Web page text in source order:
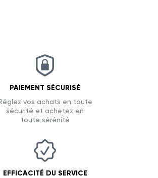
PAIEMENT SÉCURISÉ
vos achats en toute
sécurité et achetez en
toute sérénité
EFFICACITÉ DU SERVICE